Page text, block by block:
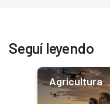
Seguí leyendo
Agricultura